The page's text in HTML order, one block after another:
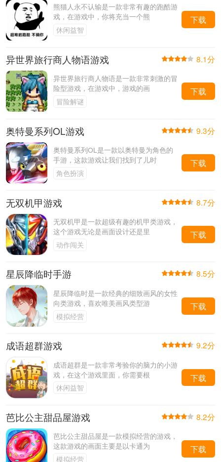
熊猫人永不认输是一款非常有趣的跑酷游
戏，在游戏中，你将充当一个熊
休闲益智
下载
8.1分
异世界旅行商人物语游戏
异世界旅行商人物语是一款非常刺激的冒
险型游戏，在游戏中，游戏的画
冒险解谜
下载
9.3分
奥特曼系列OL游戏
奥特曼系列OL是一款以奥特曼为角色的
手游，这款游戏让我们找到了儿时
角色扮演
下载
8.7分
无双机甲游戏
无双机甲是一款超级有趣的机甲类游戏，
这个游戏无论是画面设计还是里
动作闯关
下载
8.5分
星辰降临时手游
星辰降临时是一款经典的细致画风的女性
向类游戏，喜欢唯美画风类型游
模拟经营
下载
9.2分
成语超群游戏
成语超群是一款非常考验你的脑力的小游
戏，在这个游戏里面，你需要根
休闲益智
下载
8.2分
芭比公主甜品屋游戏
芭比公主甜品屋是一款模拟经营的游戏，
这款游戏的画面主要是以卡通为
模拟经营
下载